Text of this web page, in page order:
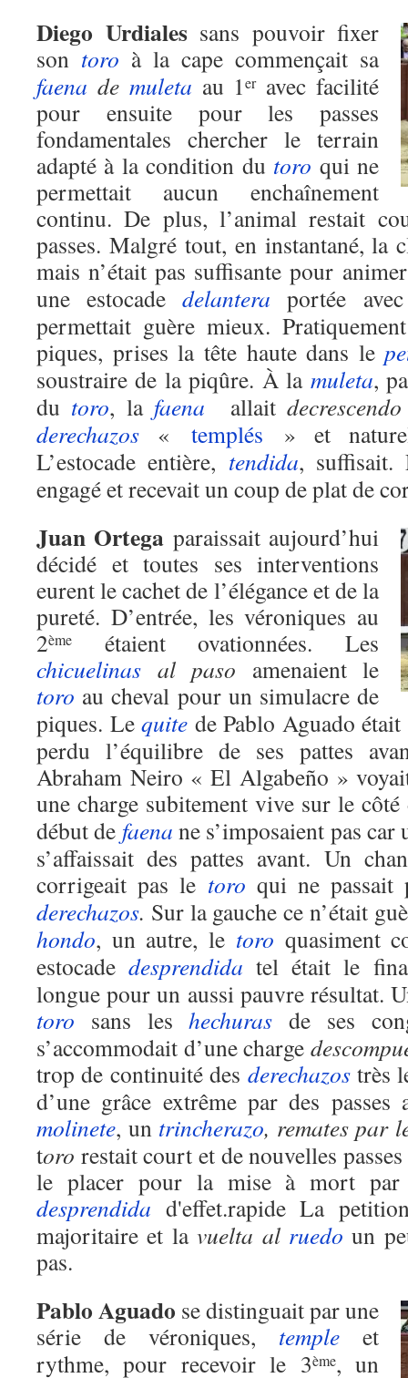
Diego Urdiales sans pouvoir fixer
son toro à la cape commençait sa
faena de muleta au 1eravec facilité
pour ensuite pour les passes
fondamentales chercher le terrain
adapté à la condition du toro qui ne
permettait aucun enchaînement
continu. De plus, l’animal restait
passes. Malgré tout, en instantané, la
mais n’était pas suffisante pour
une estocadedelantera portée
permettait guère mieux.
piques, prises la tête haute dans le
soustraire de la piqûre. À la muleta,
du toro, la faena allait
derechazos « templés » et
L’estocade entière, tendida, suffisait.
engagé et recevait un coup de plat de
Juan Ortega paraissait aujourd’hui
décidé et toutes ses interventions
eurent le cachet de l’élégance et de la
pureté. D’entrée, les véroniques au
2ème
étaient ovationnées. Les
chicuelinas al paso amenaient le
toro au cheval pour un simulacre de
piques. Lequite de Pablo Aguado
perdu l’équilibre de ses pattes
Abraham Neiro « El Algabeño »
une charge subitement vive sur le
début de faena ne s’imposaient pas
s’affaissait des pattes avant. Un
corrigeait pas le toro qui ne passait
derechazos. Sur la gauche ce n’était
hondo, un autre, le toro quasiment
estocadedesprendida tel était le
longue pour un aussi pauvre résultat.
toro sans leshechuras de ses
s’accommodait d’une charge
trop de continuité des derechazostrès
d’une grâce extrême par des
molinete, un trincherazo, remates par
toro restait court et de nouvelles
le placer pour la mise à mort par
desprendida d'effet.rapide La
majoritaire et lavuelta al ruedo un
pas.
Pablo Aguado se distinguait par une
série de véroniques, temple et
rythme, pour recevoir le 3ème, un